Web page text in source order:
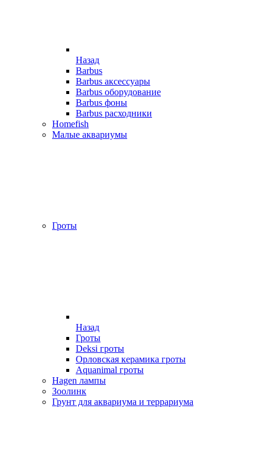
Назад
Barbus
Barbus аксессуары
Barbus оборудование
Barbus фоны
Barbus расходники
Homefish
Малые аквариумы
Гроты
Назад
Гроты
Deksi гроты
Орловская керамика гроты
Aquanimal гроты
Hagen лампы
Зоолинк
Грунт для аквариума и террариума